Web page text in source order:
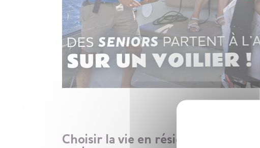
Choisir la vie en résidence